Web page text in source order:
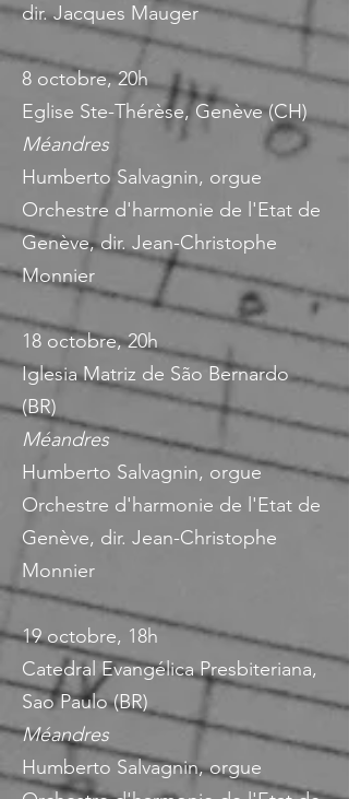
dir. Jacques Mauger
8 octobre, 20h
Eglise Ste-Thérèse, Genève (CH)
Méandres
Humberto Salvagnin, orgue
Orchestre d'harmonie de l'Etat de
Genève, dir. Jean-Christophe
Monnier
18 octobre, 20h
Iglesia Matriz de São Bernardo
(BR)
Méandres
Humberto Salvagnin, orgue
Orchestre d'harmonie de l'Etat de
Genève, dir. Jean-Christophe
Monnier
19 octobre, 18h
Catedral Evangélica Presbiteriana,
Sao Paulo (BR)
Méandres
Humberto Salvagnin, orgue